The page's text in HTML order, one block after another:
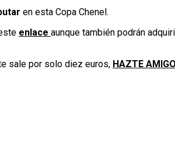
en esta Copa Chenel.
enlace aunque también podrán
sale por solo diez euros, HAZTE